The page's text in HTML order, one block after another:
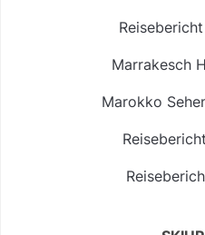
Marrakesch
Marokko